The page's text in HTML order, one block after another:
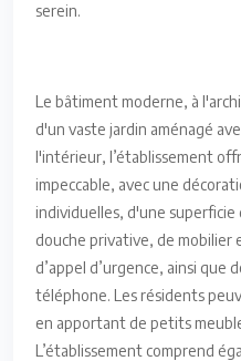
serein.
Le bâtiment moderne, à
d'un vaste jardin aménagé
l'intérieur, l’établissement
impeccable, avec une
individuelles, d'une superficie
douche privative, de mobilier
d’appel d’urgence, ainsi que
téléphone. Les résidents
en apportant de petits
L’établissement comprend